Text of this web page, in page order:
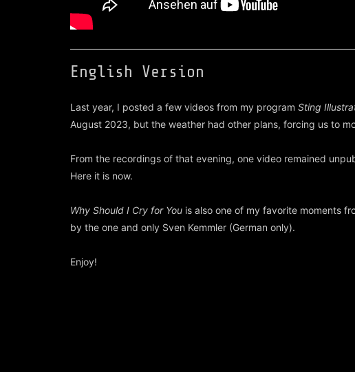
English Version
Last year, I posted a few videos from my program Sting
August 2023, but the weather had other plans, forcing us to
From the recordings of that evening, one video remained
Here it is now.
Why Should I Cry for You is also one of my favorite moments
by the one and only Sven Kemmler (German only).
Enjoy!